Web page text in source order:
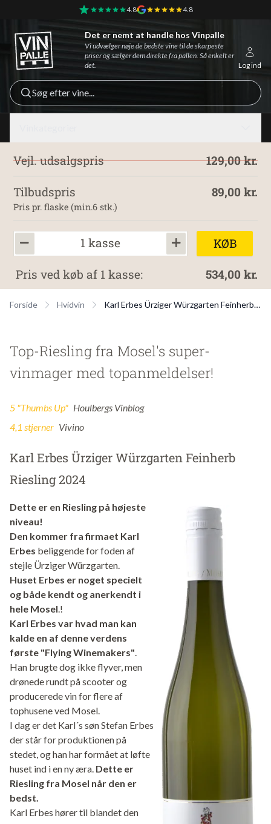
4.8 4.8
Vinpalle - Forside
Log ind
Det er nemt at handle hos Vinpalle
Vi udvælger nøje de bedste vine til de skarpeste
priser og sælger dem direkte fra pallen. Så enkelt er
det.
Søg efter vine...
129,00 kr.
Vejl. udsalgspris
89,00 kr.
Tilbudspris
Pris pr. flaske (min.6 stk.)
KØB
1 kasse
534,00 kr.
Pris ved køb af 1 kasse:
Forside Hvidvin Karl Erbes Ürziger Würzgarten Feinherb Riesling 2024
Top-Riesling fra Mosel's super-
vinmager med topanmeldelser!
5 "Thumbs Up" Houlbergs Vinblog
4,1 stjerner Vivino
Karl Erbes Ürziger Würzgarten Feinherb
Riesling 2024
Dette er en Riesling på højeste
niveau!
Den kommer fra firmaet Karl
Erbes beliggende for foden af
stejle Ürziger Würzgarten.
Huset Erbes er noget specielt
og både kendt og anerkendt i
hele Mosel .!
Karl Erbes var hvad man kan
kalde en af denne verdens
første "Flying Winemakers"
Han brugte dog ikke flyver, men
drønede rundt på scooter og
producerede vin for flere af
tophusene ved Mosel.
I dag er det Karl´s søn Stefan Erbes
der står for produktionen på
stedet, og han har formået at løfte
huset ind i en ny æra. Dette er
Riesling fra Mosel når den er
bedst.
Karl Erbes hører til blandet den